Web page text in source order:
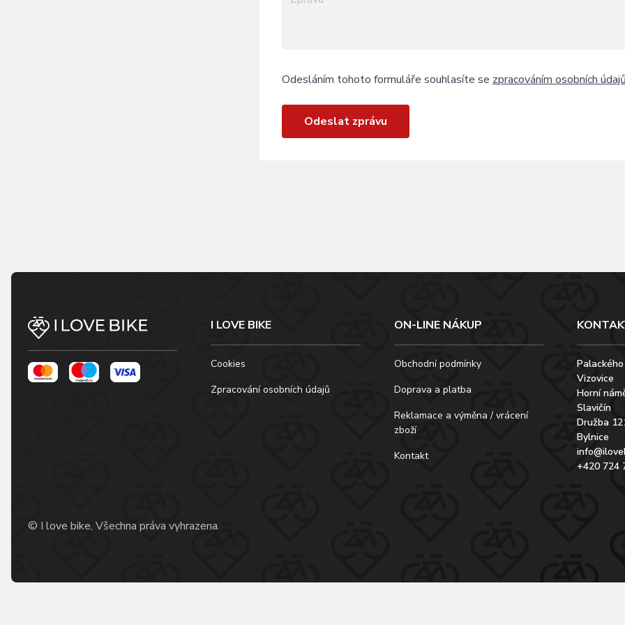
Odesláním tohoto formuláře souhlasíte se zpracováním osobních
Odeslat zprávu
I LOVE BIKE
Cookies
Zpracování osobních údajů
ON-LINE NÁKUP
Obchodní podmínky
Doprava a platba
Reklamace a výměna / vrácení
zboží
Kontakt
Vizovice
Horní
Slavičín
Družba
Bylnice
+420 724
© I love bike, Všechna práva vyhrazena.